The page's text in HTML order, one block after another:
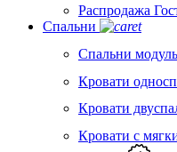
Распродажа
Спальни
Спальни
Кровати
Кровати
Кровати с